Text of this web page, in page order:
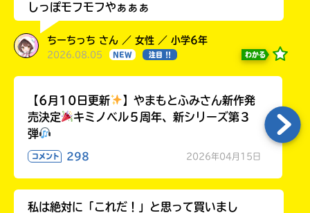
しっぽモフモフやぁぁぁ
ちーちっち さん ／ 女性 ／ 小学6年
2026.08.05 NEW 注目 !! わかる
【6月10日更新
】やまもとふみさん新作発
売決定
キミノベル５周年、新シリーズ第３
弾
コメント 298 2026年04月15日
私は絶対に「これだ！」と思って買いまし